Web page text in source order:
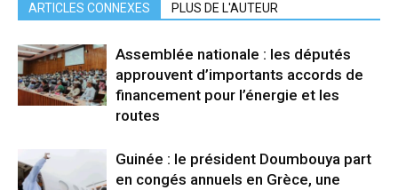
ARTICLES CONNEXES PLUS DE L'AUTEUR
Assemblée nationale : les députés
approuvent d’importants accords de
financement pour l’énergie et les
routes
Guinée : le président Doumbouya part
en congés annuels en Grèce, une